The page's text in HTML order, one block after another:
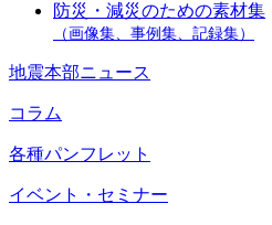
防災・減災のための素材集
（画像集、事例集、記録集）
地震本部ニュース
コラム
各種パンフレット
イベント・セミナー